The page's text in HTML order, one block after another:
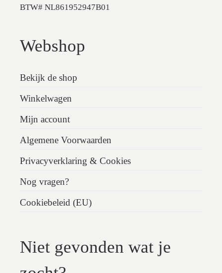
BTW# NL861952947B01
Webshop
Bekijk de shop
Winkelwagen
Mijn account
Algemene Voorwaarden
Privacyverklaring & Cookies
Nog vragen?
Cookiebeleid (EU)
Niet gevonden wat je